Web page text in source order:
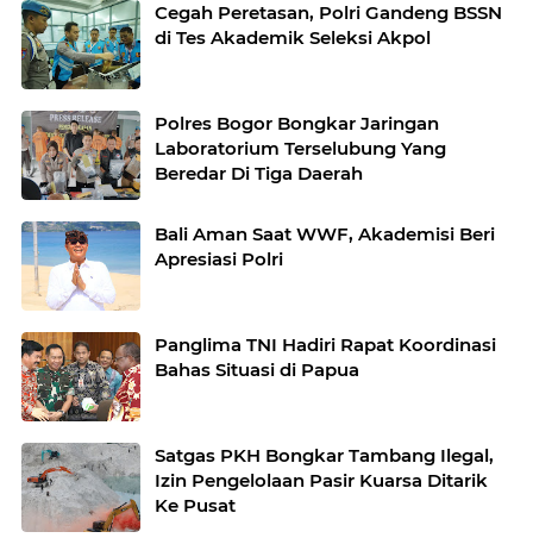
Cegah Peretasan, Polri Gandeng BSSN
di Tes Akademik Seleksi Akpol
Polres Bogor Bongkar Jaringan
Laboratorium Terselubung Yang
Beredar Di Tiga Daerah
Bali Aman Saat WWF, Akademisi Beri
Apresiasi Polri
Panglima TNI Hadiri Rapat Koordinasi
Bahas Situasi di Papua
Satgas PKH Bongkar Tambang Ilegal,
Izin Pengelolaan Pasir Kuarsa Ditarik
Ke Pusat